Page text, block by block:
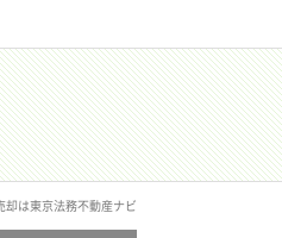
は東京法務不動産ナビ